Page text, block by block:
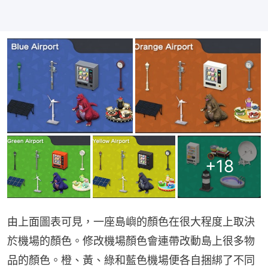
+18
由上面圖表可見，一座島嶼的顏色在很大程度上取決
於機場的顏色。修改機場顏色會連帶改動島上很多物
品的顏色。橙、黃、綠和藍色機場便各自捆綁了不同